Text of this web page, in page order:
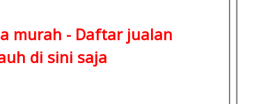
murah - Daftar jualan
di sini saja